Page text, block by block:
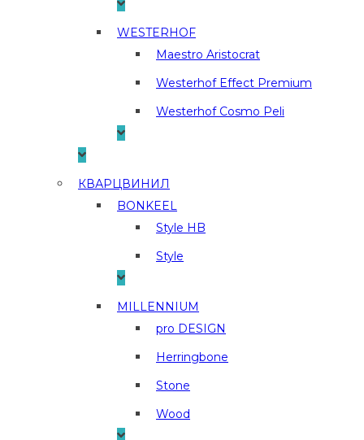
WESTERHOF
Maestro Aristocrat
Westerhof Effect Premium
Westerhof Cosmo Peli
КВАРЦВИНИЛ
BONKEEL
Style HB
Style
MILLENNIUM
pro DESIGN
Herringbone
Stone
Wood